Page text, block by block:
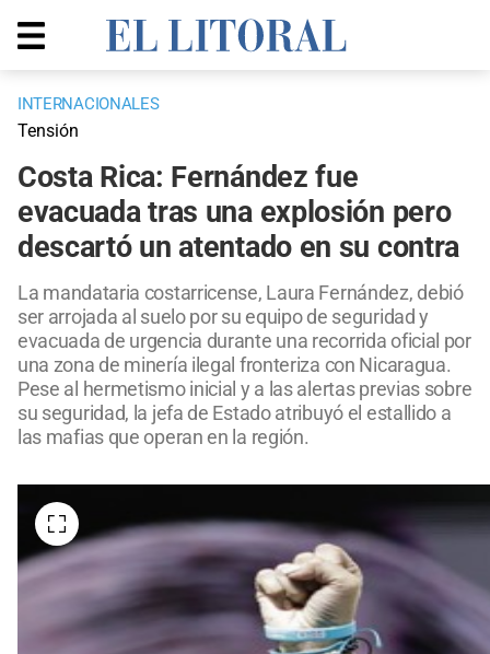
INTERNACIONALES
Tensión
Costa Rica: Fernández fue
evacuada tras una explosión pero
descartó un atentado en su contra
La mandataria costarricense, Laura Fernández, debió
ser arrojada al suelo por su equipo de seguridad y
evacuada de urgencia durante una recorrida oficial por
una zona de minería ilegal fronteriza con Nicaragua.
Pese al hermetismo inicial y a las alertas previas sobre
su seguridad, la jefa de Estado atribuyó el estallido a
las mafias que operan en la región.